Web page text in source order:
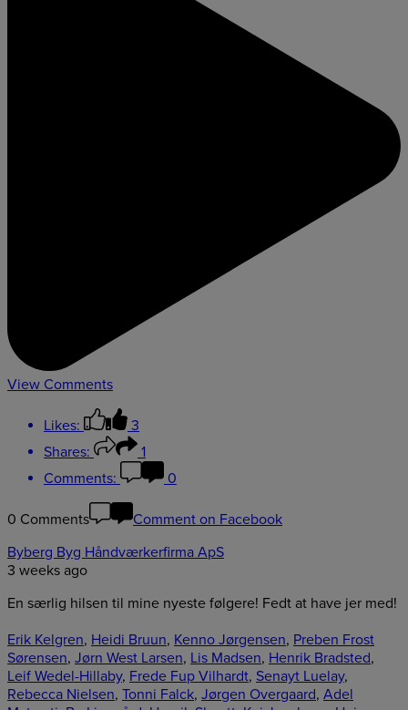
View Comments
Likes:
3
Shares:
1
Comments:
0
0 Comments
Comment on Facebook
Byberg Byg Håndværkerfirma ApS
3 weeks ago
En særlig hilsen til mine nyeste følgere! Fedt at have jer med!
Erik Kelgren, Heidi Bruun, Kenno Jørgensen, Preben Frost
Sørensen, Jørn West Larsen, Lis Madsen, Henrik Bradsted,
Leif Wedel-Hillaby, Frede Fup Vilhardt, Senayt Luelay,
Rebecca Nielsen, Tonni Falck, Jørgen Overgaard, Adel